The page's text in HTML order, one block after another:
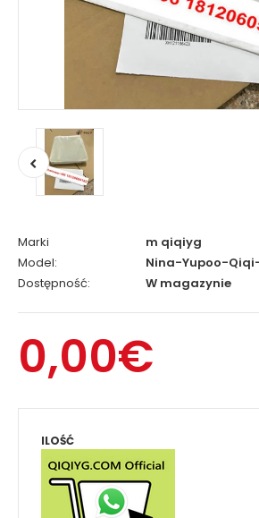
Marki
m qiqiyg
Model:
Nina-Yupoo-
Dostępność:
W magazynie
0,00€
ILOŚĆ